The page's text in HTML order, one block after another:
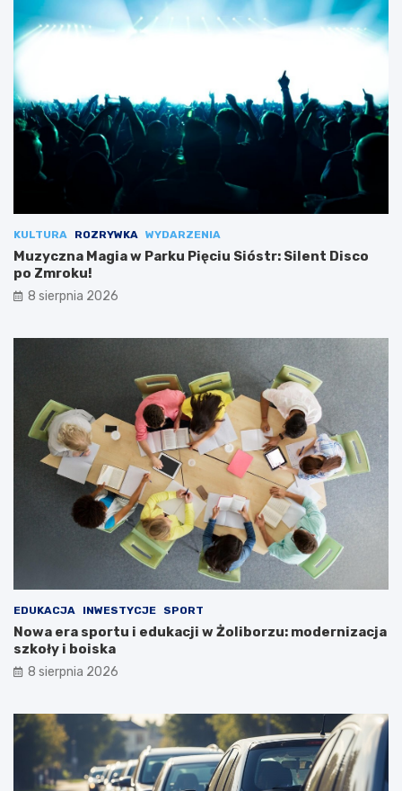
KULTURA ROZRYWKA WYDARZENIA
Muzyczna Magia w Parku Pięciu Sióstr: Silent Disco
po Zmroku!
8 sierpnia 2026
EDUKACJA INWESTYCJE SPORT
Nowa era sportu i edukacji w Żoliborzu: modernizacja
szkoły i boiska
8 sierpnia 2026